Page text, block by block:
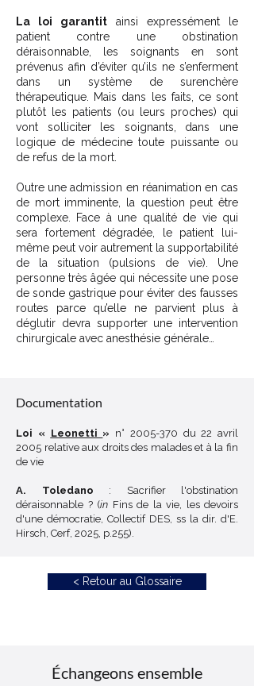
La loi garantit ainsi expressément le
patient contre une obstination
déraisonnable, les soignants en sont
prévenus afin d’éviter qu’ils ne s’enferment
dans un système de surenchère
thérapeutique. Mais dans les faits, ce sont
plutôt les patients (ou leurs proches) qui
vont solliciter les soignants, dans une
logique de médecine toute puissante ou
de refus de la mort.
Outre une admission en réanimation en cas
de mort imminente, la question peut être
complexe. Face à une qualité de vie qui
sera fortement dégradée, le patient lui-
même peut voir autrement la supportabilité
de la situation (pulsions de vie). Une
personne très âgée qui nécessite une pose
de sonde gastrique pour éviter des fausses
routes parce qu’elle ne parvient plus à
déglutir devra supporter une intervention
chirurgicale avec anesthésie générale…
Documentation
Loi « Leonetti » n° 2005-370 du 22 avril
2005 relative aux droits des malades et à la fin
de vie
A. Toledano : Sacrifier l'obstination
déraisonnable ? (in Fins de la vie, les devoirs
d'une démocratie, Collectif DES, ss la dir. d'E.
Hirsch, Cerf, 2025, p.255).
< Retour au Glossaire
Échangeons ensemble